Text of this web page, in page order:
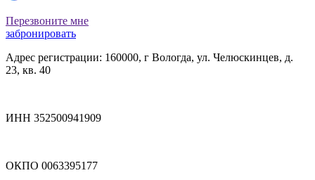
Перезвоните мне
забронировать
Адрес регистрации: 160000, г Вологда, ул. Челюскинцев, д.
23, кв. 40
ИНН 352500941909
ОКПО 0063395177